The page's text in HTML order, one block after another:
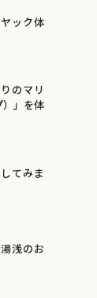
ック体
のマリ
）」を体
てみま
浅のお